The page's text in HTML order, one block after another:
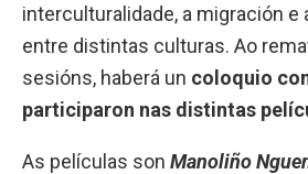
interculturalidade, a migración e
entre distintas culturas. Ao
sesións, haberá un coloquio
participaron nas distintas
As películas son Manoliño